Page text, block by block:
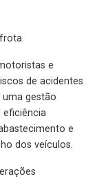
e
de acidentes
gestão
eficiência
e
dos veículos.